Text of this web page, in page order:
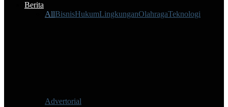
Berita
AllBisnisHukumLingkunganOlahragaTeknologi
Advertorial